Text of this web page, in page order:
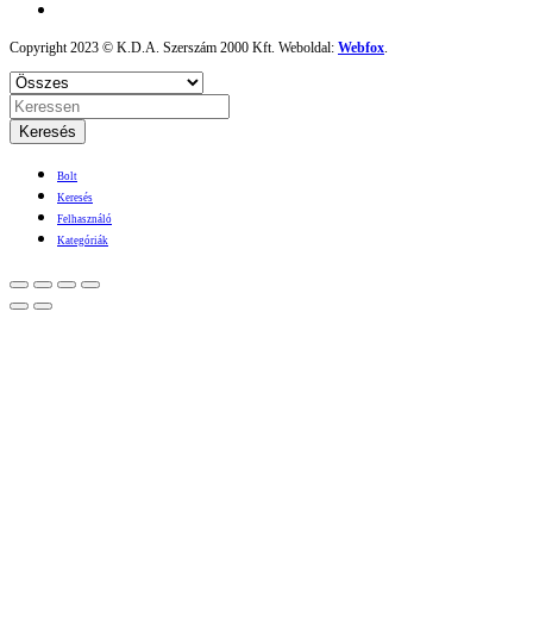
Copyright 2023 © K.D.A. Szerszám 2000 Kft. Weboldal: Webfox.
Keresés
Bolt
Keresés
Felhasználó
Kategóriák